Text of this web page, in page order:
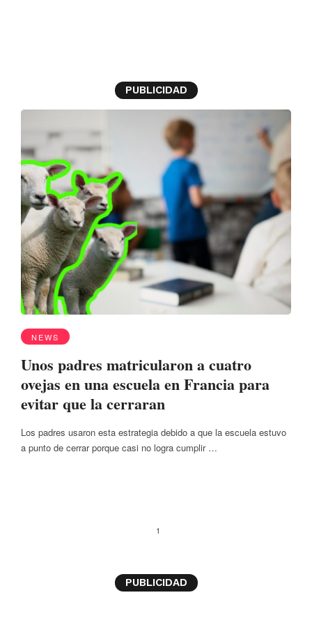
PUBLICIDAD
NEWS
Unos padres matricularon a cuatro
ovejas en una escuela en Francia para
evitar que la cerraran
Los padres usaron esta estrategia debido a que la escuela estuvo
a punto de cerrar porque casi no logra cumplir …
1
PUBLICIDAD